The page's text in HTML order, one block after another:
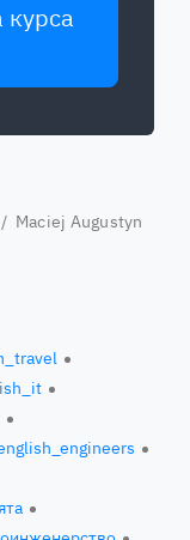
курса
/ Maciej Augustyn